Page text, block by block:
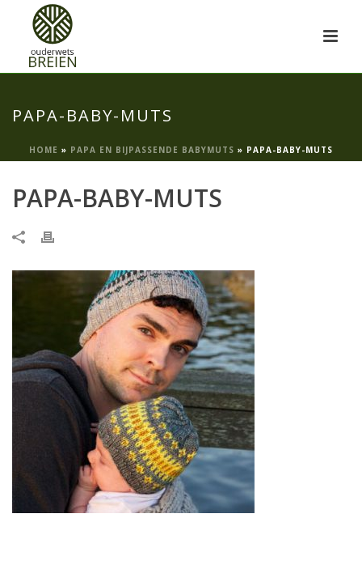
PAPA-BABY-MUTS
HOME » PAPA EN BIJPASSENDE BABYMUTS » PAPA-BABY-MUTS
PAPA-BABY-MUTS